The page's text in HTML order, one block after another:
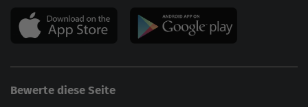
Bewerte diese Seite